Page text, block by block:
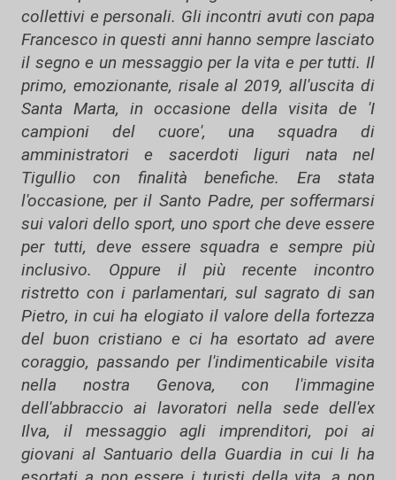
collettivi e personali. Gli incontri avuti con papa
Francesco in questi anni hanno sempre lasciato
il segno e un messaggio per la vita e per tutti. Il
primo, emozionante, risale al 2019, all'uscita di
Santa Marta, in occasione della visita de 'I
campioni del cuore', una squadra di
amministratori e sacerdoti liguri nata nel
Tigullio con finalità benefiche. Era stata
l'occasione, per il Santo Padre, per soffermarsi
sui valori dello sport, uno sport che deve essere
per tutti, deve essere squadra e sempre più
inclusivo. Oppure il più recente incontro
ristretto con i parlamentari, sul sagrato di san
Pietro, in cui ha elogiato il valore della fortezza
del buon cristiano e ci ha esortato ad avere
coraggio, passando per l'indimenticabile visita
nella nostra Genova, con l'immagine
dell'abbraccio ai lavoratori nella sede dell'ex
Ilva, il messaggio agli imprenditori, poi ai
giovani al Santuario della Guardia in cui li ha